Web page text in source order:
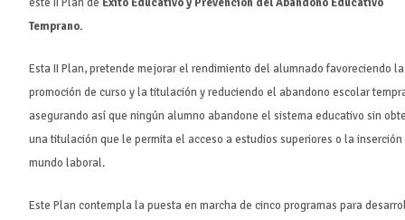
Temprano.
Esta II Plan, pretende mejorar el rendimiento del alumnado favoreciendo la
promoción de curso y la titulación y reduciendo el abandono escolar
asegurando así que ningún alumno abandone el sistema educativo sin
una titulación que le permita el acceso a estudios superiores o la
mundo laboral.
Este Plan contempla la puesta en marcha de cinco programas para